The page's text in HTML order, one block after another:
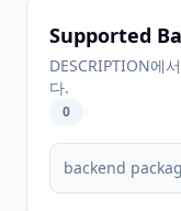
Supported
DESCRIPTION에
다.
0
backend